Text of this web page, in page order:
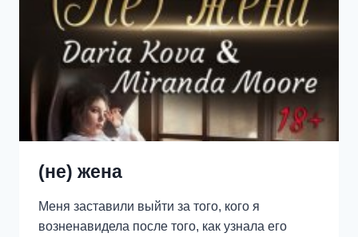
(не) жена
Меня заставили выйти за того, кого я
возненавидела после того, как узнала его